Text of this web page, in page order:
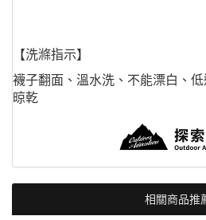
【洗滌指示】
襪子翻面、溫水洗、不能漂白、
晾乾
相關商品推